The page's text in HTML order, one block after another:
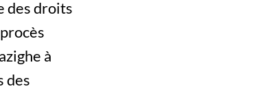
des droits
à
des